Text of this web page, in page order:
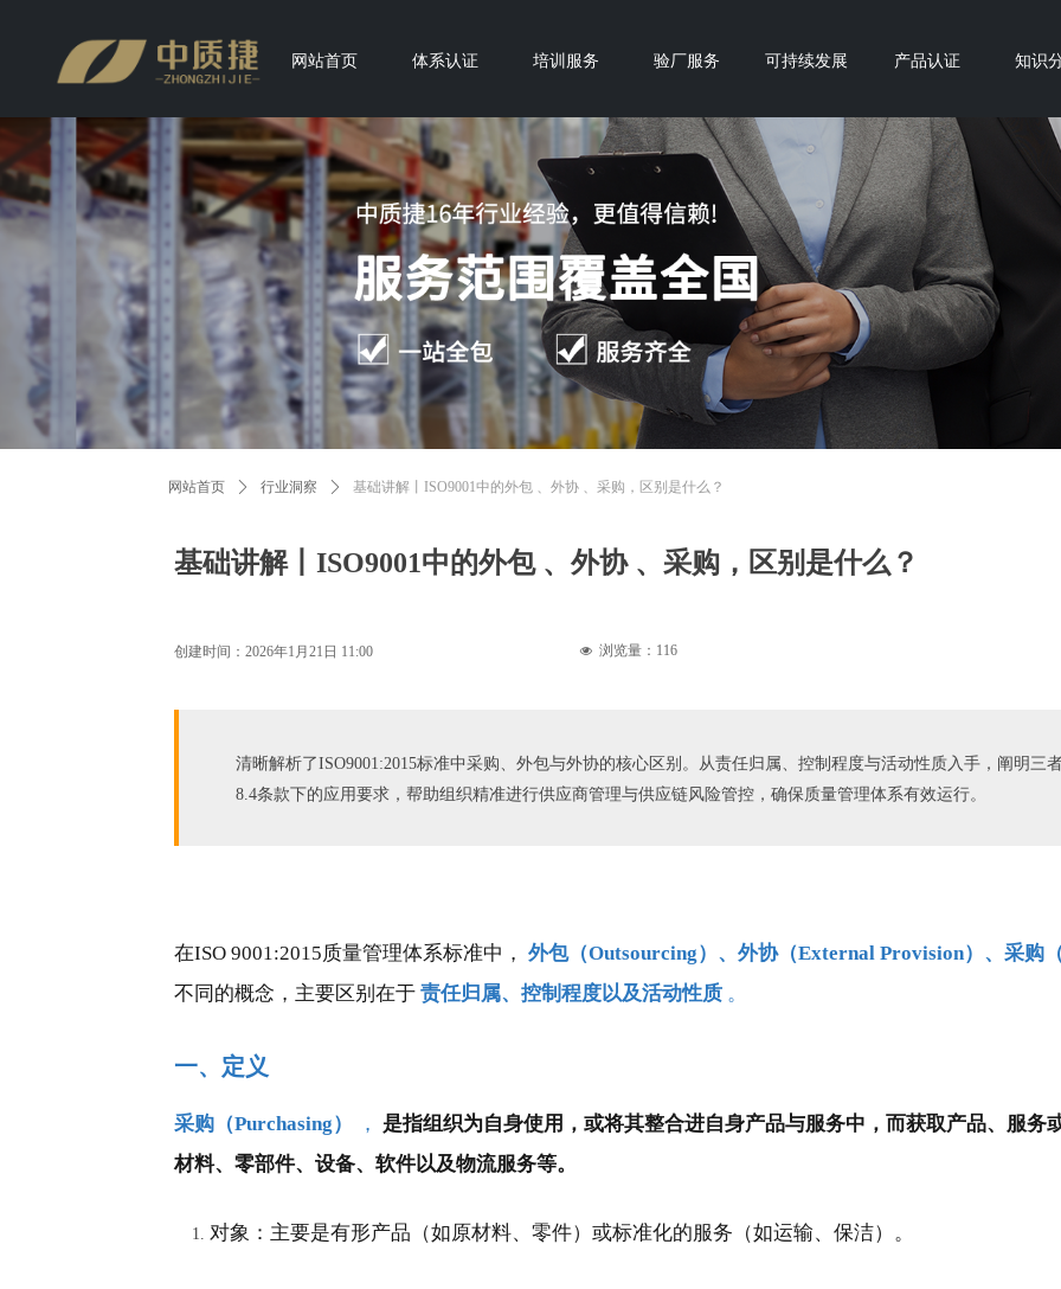
网站首页 体系认证 培训服务 验厂服务 可持续发展 产品认证 知识
基础讲解丨ISO9001中的外包 、外协 、采购，区别是什么？
网站首页 ꄲ 行业洞察 ꄲ 基础讲解丨ISO9001中的外包 、外协 、采购，区别是什么？
在ISO 9001:2015质量管理体系标准中， 外包（Outsourcing）、外协（External Provision）、采购（
不同的概念，主要区别在于 责任归属、控制程度以及活动性质 。
一、定义
采购（Purchasing） ，
是指组织为自身使用，或将其整合进自身产品与服务中，而获取产品、服务
材料、零部件、设备、软件以及物流服务等。
对象：主要是有形产品（如原材料、零件）或标准化的服务（如运输、保洁）。
넶 浏览量： 116
创建时间： 2026年1月21日 11:00
清晰解析了ISO9001:2015标准中采购、外包与外协的核心区别。从责任归属、控制程度与活动性质入手，阐明三
8.4条款下的应用要求，帮助组织精准进行供应商管理与供应链风险管控，确保质量管理体系有效运行。